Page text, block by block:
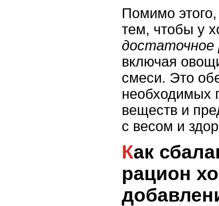
Помимо
тем, чтобы у
достаточное
включая
смеси. Это
необходимых
веществ и
с весом и
Как сбалансировать
рацион